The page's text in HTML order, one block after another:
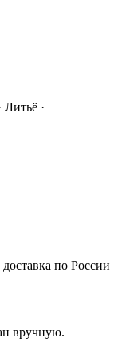
Литьё ·
по России
вручную.